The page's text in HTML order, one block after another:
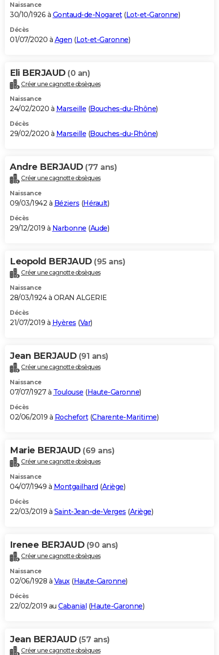
Naissance
30/10/1926 à Gontaud-de-Nogaret(Lot-et-Garonne)
Décès
01/07/2020 à Agen (Lot-et-Garonne)
Eli BERJAUD (0 an)
Créer une cagnotte obsèques
Naissance
24/02/2020 à Marseille (Bouches-du-Rhône)
Décès
29/02/2020 à Marseille (Bouches-du-Rhône)
Andre BERJAUD (77 ans)
Créer une cagnotte obsèques
Naissance
09/03/1942 à Béziers (Hérault)
Décès
29/12/2019 à Narbonne (Aude)
Leopold BERJAUD (95 ans)
Créer une cagnotte obsèques
Naissance
28/03/1924 à ORAN ALGERIE
Décès
21/07/2019 à Hyères (Var)
Jean BERJAUD (91 ans)
Créer une cagnotte obsèques
Naissance
07/07/1927 à Toulouse (Haute-Garonne)
Décès
02/06/2019 à Rochefort(Charente-Maritime)
Marie BERJAUD (69 ans)
Créer une cagnotte obsèques
Naissance
04/07/1949 à Montgailhard (Ariège)
Décès
22/03/2019 à Saint-Jean-de-Verges (Ariège)
Irenee BERJAUD (90 ans)
Créer une cagnotte obsèques
Naissance
02/06/1928 à Vaux(Haute-Garonne)
Décès
22/02/2019 au Cabanial (Haute-Garonne)
Jean BERJAUD (57 ans)
Créer une cagnotte obsèques